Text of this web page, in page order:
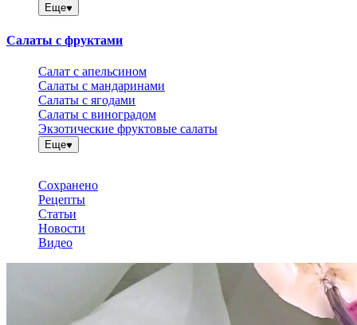
Еще
Салаты с фруктами
Салат с апельсином
Салаты с мандаринами
Салаты с ягодами
Салаты с виноградом
Экзотические фруктовые салаты
Еще
Сохранено
Рецепты
Статьи
Новости
Видео